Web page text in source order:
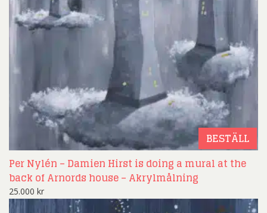
BESTÄLL
Per Nylén – Damien Hirst is doing a mural at the
back of Arnords house – Akrylmålning
25.000 kr